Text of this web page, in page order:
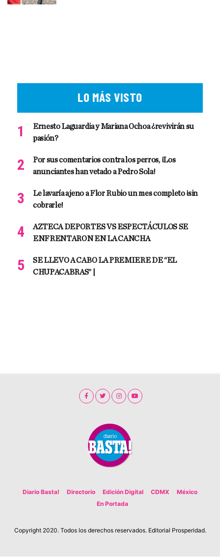
LO MÁS VISTO
Ernesto Laguardia y Mariana Ochoa ¿revivirán su
pasión?
Por sus comentarios contra los perros, ¡Los
anunciantes han vetado a Pedro Sola!
Le lavaría ajeno a Flor Rubio un mes completo ¡sin
cobrarle!
AZTECA DEPORTES VS ESPECTÁCULOS SE
ENFRENTARON EN LA CANCHA
SE LLEVO A CABO LA PREMIERE DE “EL
CHUPACABRAS” |
Diario Basta! Directorio Edición Digital CDMX
México
En Portada
Copyright 2020. Todos los derechos reservados. Editorial Prosperidad.